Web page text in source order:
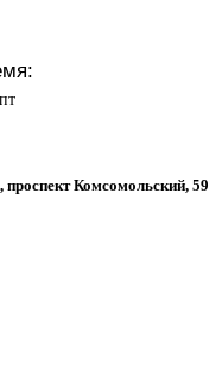
проспект Комсомольский, 59